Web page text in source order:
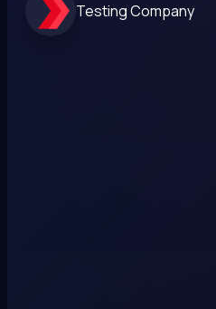
Testing Company